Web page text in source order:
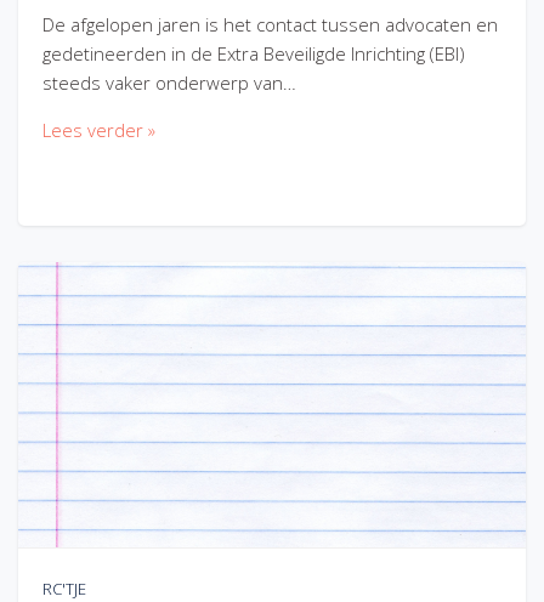
De afgelopen jaren is het contact tussen advocaten en
gedetineerden in de Extra Beveiligde Inrichting (EBI)
steeds vaker onderwerp van…
Lees verder »
RC'TJE